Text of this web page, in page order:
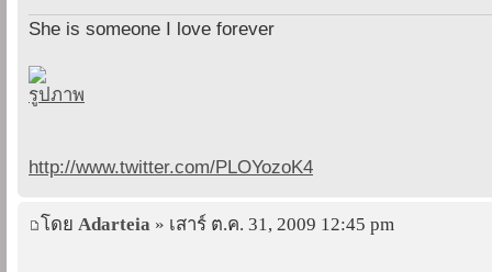
She is someone I love forever
http://www.twitter.com/PLOYozoK4
โดย Adarteia » เสาร์ ต.ค. 31, 2009 12:45 pm